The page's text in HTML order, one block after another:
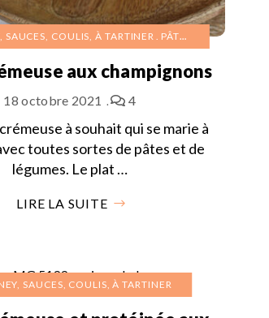
SAUCES, COULIS, À TARTINER PÂTES
aux champignons
18 octobre 2021 4
à souhait qui se marie à
toutes sortes de pâtes et de
légumes. Le plat …
LIRE LA SUITE
SAUCES, COULIS, À TARTINER